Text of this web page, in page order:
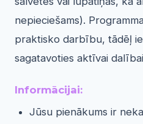
nepieciešams).
praktisko darbību, tādēļ
sagatavoties aktīvai
Informācijai:
Jūsu pienākums ir